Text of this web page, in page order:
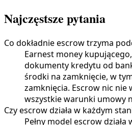
Najczęstsze pytania
Co dokładnie escrow trzyma
Earnest money
dokumenty kredytu od
środki na zamknięcie, w
zamknięcia. Escrow nic nie
wszystkie warunki umowy
Czy escrow działa w każdym
Pełny model escrow